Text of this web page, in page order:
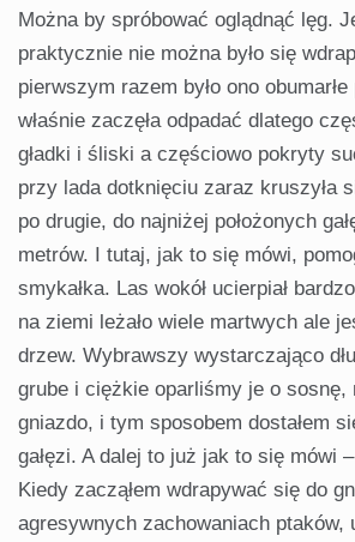
Można by spróbować oglądnąć lęg.
praktycznie nie można było się
pierwszym razem było ono
właśnie zaczęła odpadać dla­tego
gładki i śliski a częściowo pokryty
przy lada dotknięciu zaraz kruszyła
po drugie, do najniżej położonych
metrów. I tutaj, jak to się mówi,
smykałka. Las wokół ucierpiał
na ziemi leżało wiele martwych ale
drzew. Wybrawszy wystarczająco
grube i ciężkie oparliśmy je o sosnę,
gniazdo, i tym sposo­bem dostałem
gałęzi. A dalej to już jak to się mówi
Kiedy zacząłem wdrapywać się do
agresywnych zachowaniach ptaków,